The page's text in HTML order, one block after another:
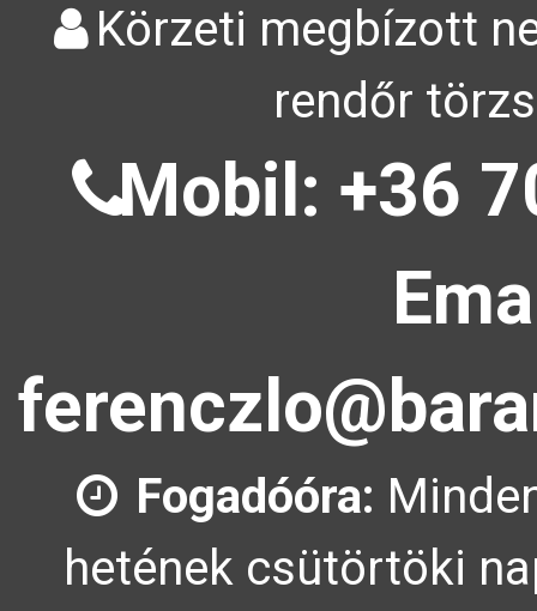
Körzeti megbízott
rendőr
Mobil: +36
Fogadóóra:
hetének csütörtöki